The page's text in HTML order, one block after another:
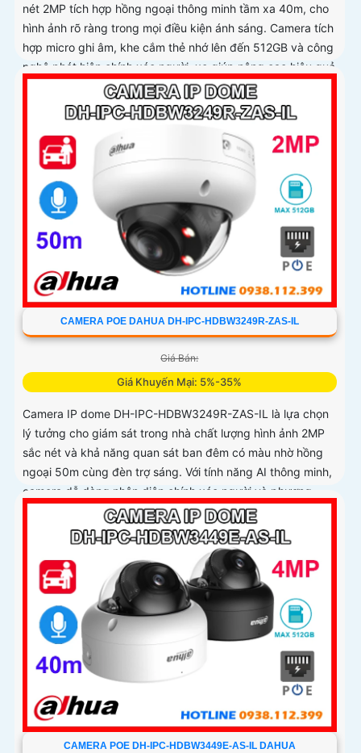
nét 2MP tích hợp hồng ngoại thông minh tầm xa 40m, cho
hình ảnh rõ ràng trong mọi điều kiện ánh sáng. Camera tích
hợp micro ghi âm, khe cắm thẻ nhớ lên đến 512GB và công
nghệ phát hiện chính xác người, xe giúp nâng cao hiệu quả
giám sát vượt trội
CAMERA POE DAHUA DH-IPC-HDBW3249R-ZAS-IL
Giá Bán:
Giá Khuyến Mại: 5%-35%
Camera IP dome DH-IPC-HDBW3249R-ZAS-IL là lựa chọn
lý tưởng cho giám sát trong nhà chất lượng hình ảnh 2MP
sắc nét và khả năng quan sát ban đêm có màu nhờ hồng
ngoại 50m cùng đèn trợ sáng. Với tính năng AI thông minh,
camera dễ dàng nhận diện chính xác người và phương
tiện, hỗ trợ ghi âm qua micro tích hợp và lưu trữ tối đa
512GB qua khe thẻ nhớ, camera hỗ trợ PoE lắp đặt dễ
CAMERA POE DH-IPC-HDBW3449E-AS-IL DAHUA